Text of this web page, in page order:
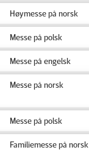
Høymesse på norsk
Messe på polsk
Messe på engelsk
Messe på norsk
Messe på polsk
Familiemesse på norsk